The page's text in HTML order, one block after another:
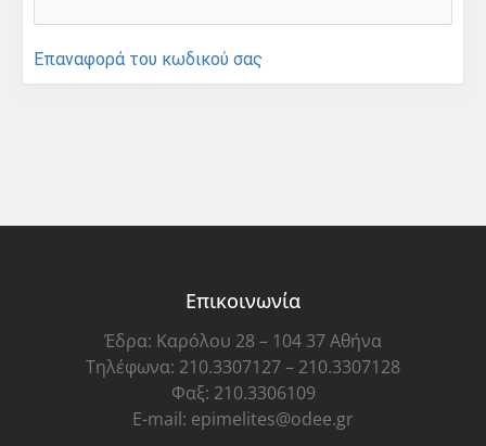
Επαναφορά του κωδικού σας
Επικοινωνία
Έδρα: Καρόλου 28 – 104 37 Αθήνα
Τηλέφωνα: 210.3307127 – 210.3307128
Φαξ: 210.3306109
E-mail: epimelites@odee.gr